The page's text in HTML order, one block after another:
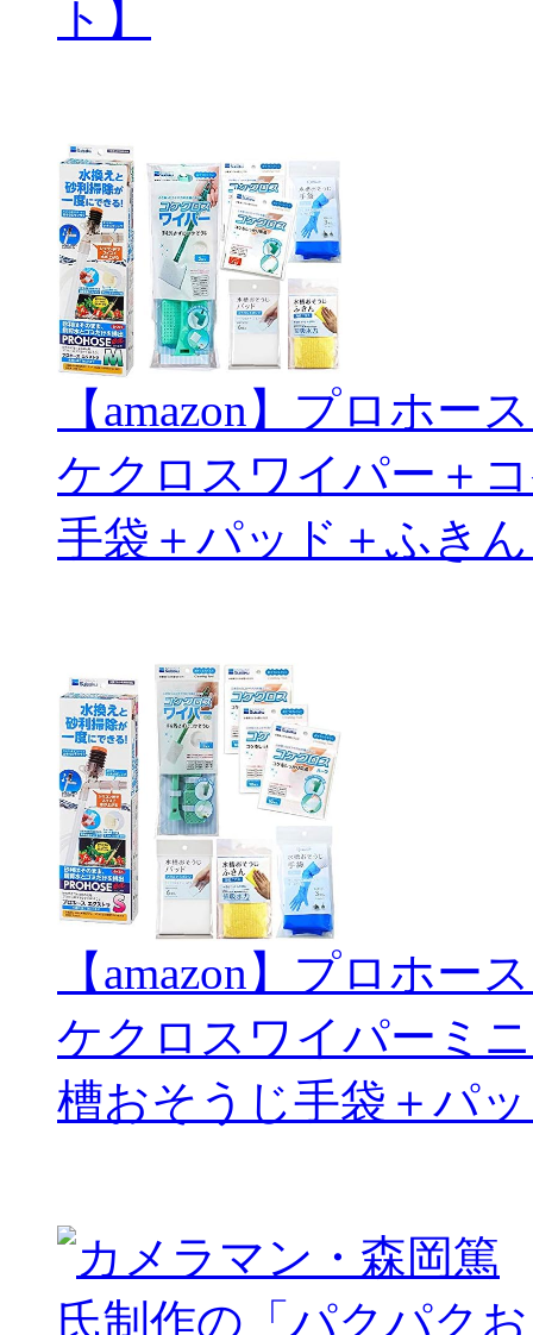
ト】
【amazon】プロホ
ケクロスワイパー＋
手袋＋パッド＋ふき
【amazon】プロホー
ケクロスワイパーミ
槽おそうじ手袋＋パ